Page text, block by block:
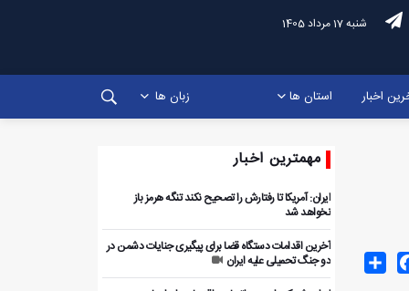
شنبه 17 مرداد 1405
اخبار استان ها زبان ها
Share
مهمترین اخبار
ایران: آمریکا تا رفتارش را تصحیح نکند تنگه هرمز باز
نخواهد شد
آخرین اقدامات دستگاه قضا برای پیگیری جنایات دشمن در
دو جنگ تحمیلی علیه ایران